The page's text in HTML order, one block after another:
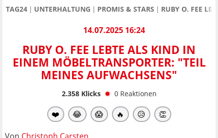
TAG24 UNTERHALTUNG PROMIS & STARS RUBY O. FEE
14.07.2025 16:24
RUBY O. FEE LEBTE ALS KIND IN
EINEM MÖBELTRANSPORTER: "TEIL
MEINES AUFWACHSENS"
2.358Klicks 0 Reaktionen
❤️ 😂 😱 🔥 😥 👏